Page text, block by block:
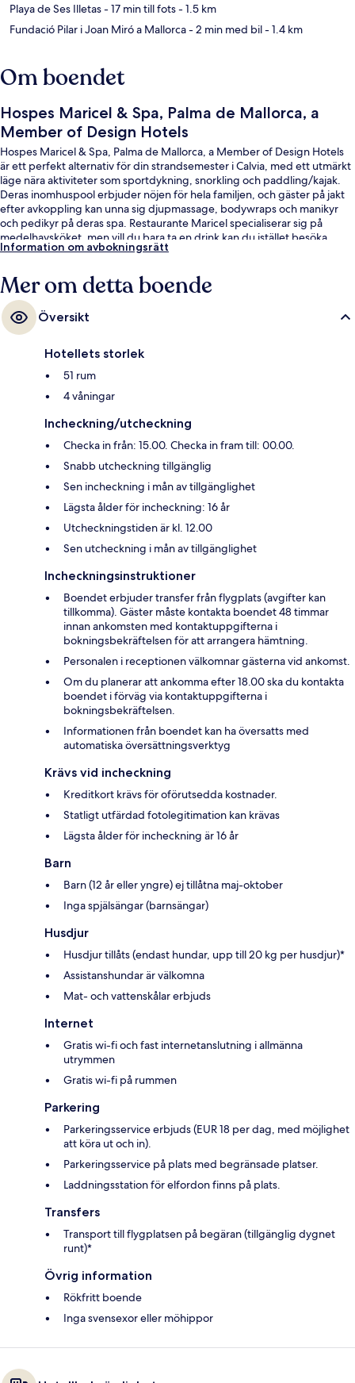
Playa de Ses Illetas- 17 min till fots- 1.5 km
Fundació Pilar i Joan Miró a Mallorca- 2 min med bil- 1.4 km
Om boendet
Hospes Maricel & Spa, Palma de Mallorca, a
Member of Design Hotels
Hospes Maricel & Spa, Palma de Mallorca, a Member of Design Hotels
är ett perfekt alternativ för din strandsemester i Calvia, med ett utmärkt
läge nära aktiviteter som sportdykning, snorkling och paddling/kajak.
Deras inomhuspool erbjuder nöjen för hela familjen, och gäster på jakt
efter avkoppling kan unna sig djupmassage, bodywraps och manikyr
och pedikyr på deras spa. Restaurante Maricel specialiserar sig på
medelhavsköket, men vill du bara ta en drink kan du istället besöka
deras cocktailbar. Dessutom får gäster tillgång till en bar vid poolen, ett
resenärer talar mycket väl om den hjälpsamma personalen.
Information om avbokningsrätt
Mer om detta boende
Översikt
Hotellets storlek
51 rum
4 våningar
Incheckning/utcheckning
Checka in från: 15.00. Checka in fram till: 00.00.
Snabb utcheckning tillgänglig
Sen incheckning i mån av tillgänglighet
Lägsta ålder för incheckning: 16 år
Utcheckningstiden är kl. 12.00
Sen utcheckning i mån av tillgänglighet
Incheckningsinstruktioner
Boendet erbjuder transfer från flygplats (avgifter kan
tillkomma). Gäster måste kontakta boendet 48 timmar
innan ankomsten med kontaktuppgifterna i
bokningsbekräftelsen för att arrangera hämtning.
Personalen i receptionen välkomnar gästerna vid ankomst.
Om du planerar att ankomma efter 18.00 ska du kontakta
boendet i förväg via kontaktuppgifterna i
bokningsbekräftelsen.
Informationen från boendet kan ha översatts med
automatiska översättningsverktyg
Krävs vid incheckning
Kreditkort krävs för oförutsedda kostnader.
Statligt utfärdad fotolegitimation kan krävas
Lägsta ålder för incheckning är 16 år
Barn
Barn (12 år eller yngre) ej tillåtna maj-oktober
Inga spjälsängar (barnsängar)
Husdjur
Husdjur tillåts (endast hundar, upp till 20 kg per husdjur)*
Assistanshundar är välkomna
Mat- och vattenskålar erbjuds
Internet
Gratis wi-fi och fast internetanslutning i allmänna
utrymmen
Gratis wi-fi på rummen
Parkering
Parkeringsservice erbjuds (EUR 18 per dag, med möjlighet
att köra ut och in).
Parkeringsservice på plats med begränsade platser.
Laddningsstation för elfordon finns på plats.
Transfers
Transport till flygplatsen på begäran (tillgänglig dygnet
runt)*
Övrig information
Rökfritt boende
Inga svensexor eller möhippor